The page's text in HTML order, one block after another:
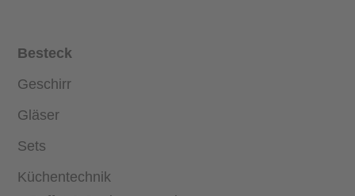
Besteck
Geschirr
Gläser
Sets
Küchentechnik